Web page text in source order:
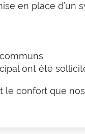
en place
ont été
le confort que